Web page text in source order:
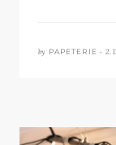
by PAPETERIE • 2.